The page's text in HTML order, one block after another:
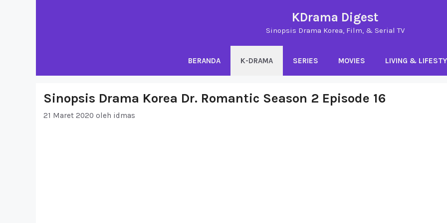
KDrama Digest
Sinopsis Drama Korea, Film, & Serial TV
BERANDA K-DRAMA SERIES MOVIES LIVING &
Sinopsis Drama Korea Dr. Romantic Season 2 Episode 16
21 Maret 2020 oleh idmas